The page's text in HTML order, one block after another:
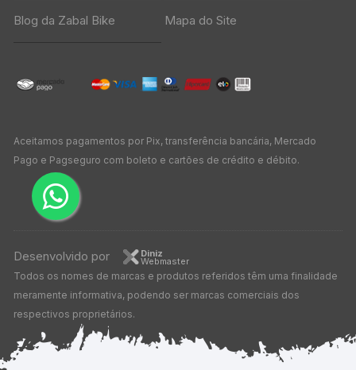
Blog da Zabal Bike Mapa do Site
Aceitamos pagamentos por Pix, transferência bancária, Mercado
Pago e Pagseguro com boleto e cartões de crédito e débito.
Desenvolvido por Diniz
Webmaster
Todos os nomes de marcas e produtos referidos têm uma finalidade
meramente informativa, podendo ser marcas comerciais dos
respectivos proprietários.